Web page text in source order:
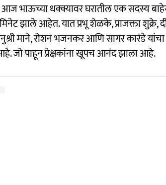
आज भाऊच्या धक्क्यावर घरातील एक सदस्य
झाले आहेत. यात प्रभू शेळके, प्राजक्ता शुक्रे,
माने, रोशन भजनकर आणि सागर कारंडे
जो पाहून प्रेक्षकांना खूपच आनंद झाला आहे.